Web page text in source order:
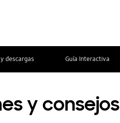
descargas Guía Interactiva
y consejos